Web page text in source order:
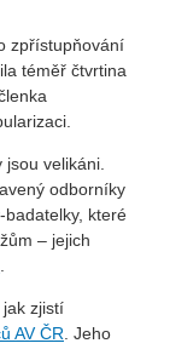
zpřístupňování
téměř čtvrtina
velikáni.
odborníky
badatelky, které
– jejich
jak zjistí
AV ČR . Jeho